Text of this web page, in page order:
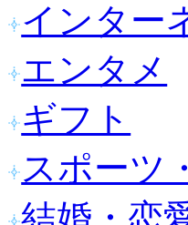
インター
エンタメ
ギフト
スポーツ